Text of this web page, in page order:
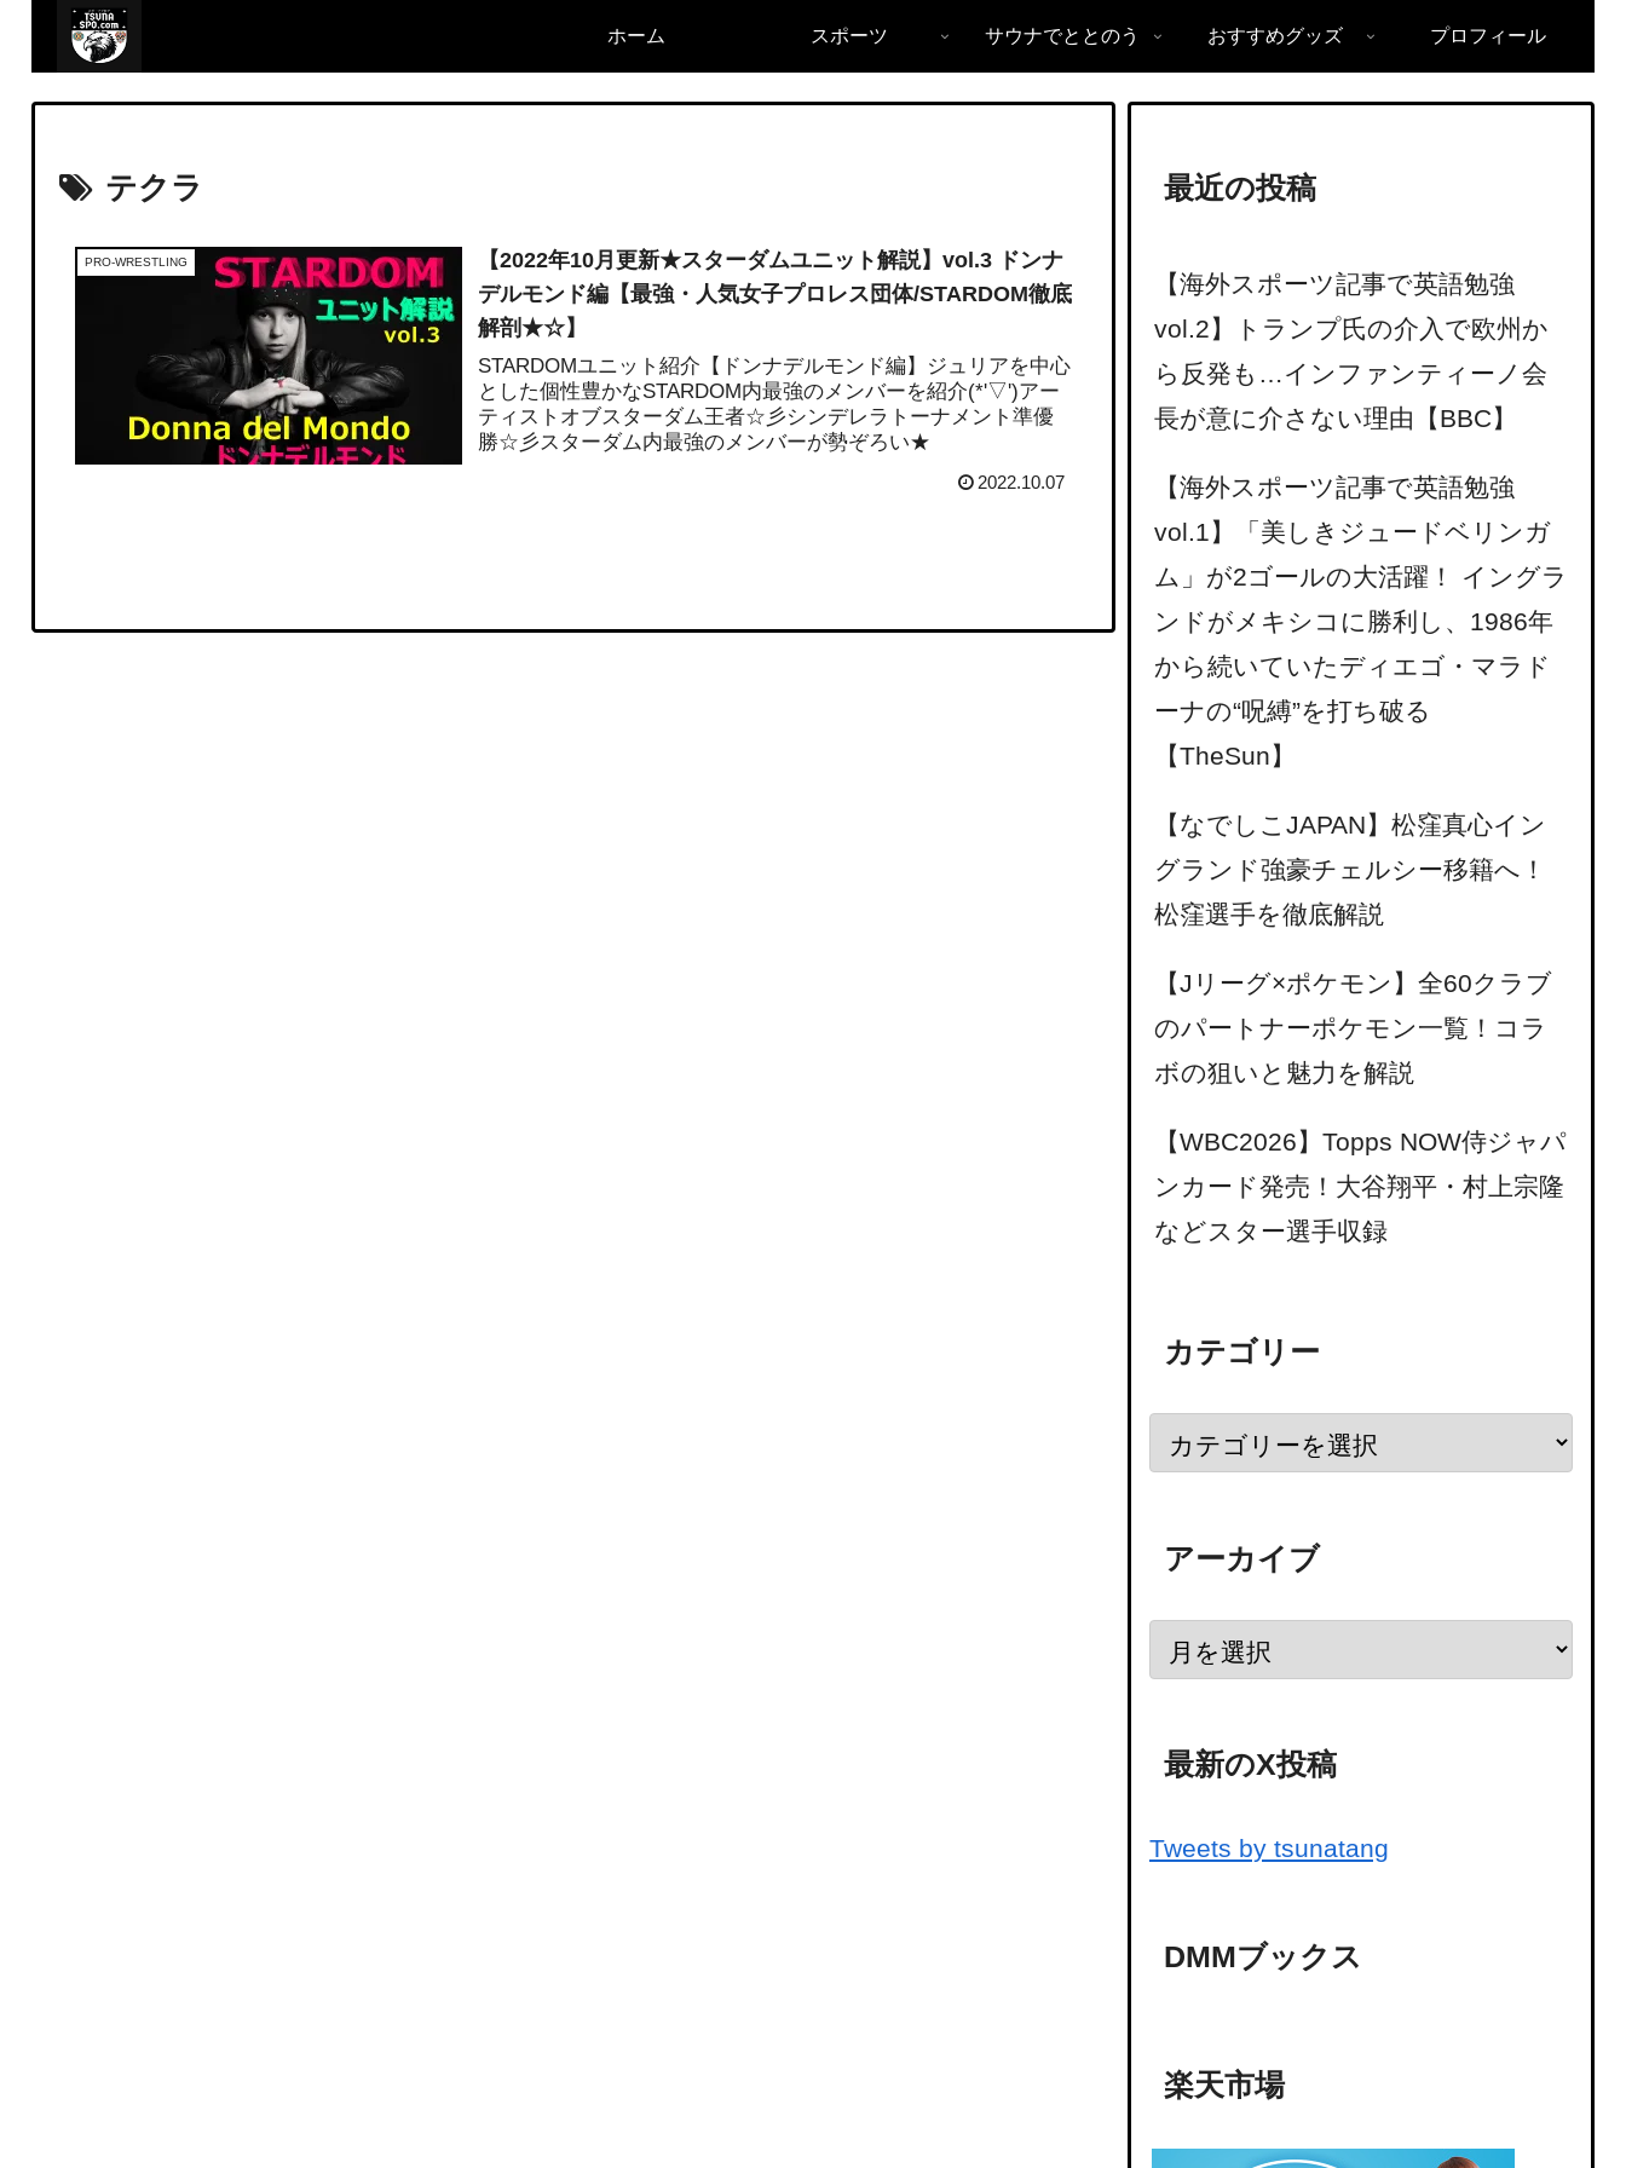
ホーム スポーツ サウナでととのう おすすめグッズ プロフィール
テクラ
PRO-WRESTLING
【2022年10月更新★スターダムユニット解説】vol.3 ドンナ
デルモンド編【最強・人気女子プロレス団体/STARDOM徹底
解剖★☆】
STARDOMユニット紹介【ドンナデルモンド編】ジュリアを中心
とした個性豊かなSTARDOM内最強のメンバーを紹介(*'▽')アー
ティストオブスターダム王者☆彡シンデレラトーナメント準優
勝☆彡スターダム内最強のメンバーが勢ぞろい★
2022.10.07
最近の投稿
【海外スポーツ記事で英語勉強
vol.2】トランプ氏の介入で欧州か
ら反発も…インファンティーノ会
長が意に介さない理由【BBC】
【海外スポーツ記事で英語勉強
vol.1】「美しきジュードベリンガ
ム」が2ゴールの大活躍！ イングラ
ンドがメキシコに勝利し、1986年
から続いていたディエゴ・マラド
ーナの“呪縛”を打ち破る
【TheSun】
【なでしこJAPAN】松窪真心イン
グランド強豪チェルシー移籍へ！
松窪選手を徹底解説
【Jリーグ×ポケモン】全60クラブ
のパートナーポケモン一覧！コラ
ボの狙いと魅力を解説
【WBC2026】Topps NOW侍ジャパ
ンカード発売！大谷翔平・村上宗隆
などスター選手収録
カテゴリー
アーカイブ
最新のX投稿
Tweets by tsunatang
DMMブックス
楽天市場